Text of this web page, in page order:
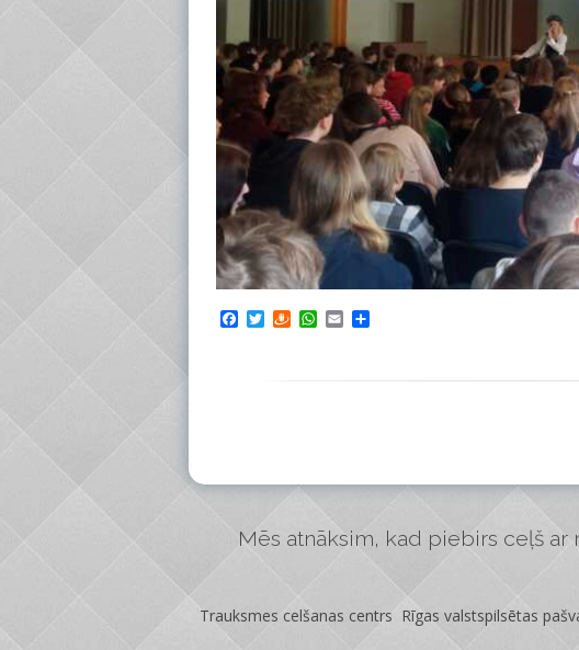
Facebook
TwitterDraugiem
WhatsApp
Email
Mēs atnāksim, kad piebirs ceļš
Trauksmes celšanas centrs Rīgas valstspilsētas